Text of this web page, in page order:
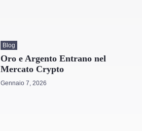
Blog
Oro e Argento Entrano nel
Mercato Crypto
Gennaio 7, 2026